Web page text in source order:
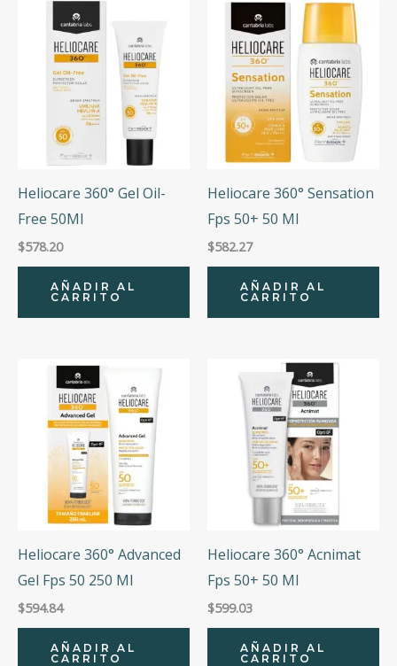
Heliocare 360° Gel Oil-
Free 50Ml
$578.20
AÑADIR AL
CARRITO
Heliocare 360° Sensation
Fps 50+ 50 Ml
$582.27
AÑADIR AL
CARRITO
Heliocare 360° Advanced
Gel Fps 50 250 Ml
$594.84
AÑADIR AL
CARRITO
Heliocare 360° Acnimat
Fps 50+ 50 Ml
$599.03
AÑADIR AL
CARRITO